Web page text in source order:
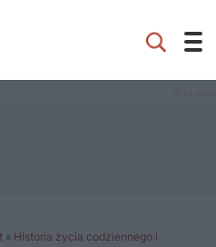
» Historia życia codziennego i